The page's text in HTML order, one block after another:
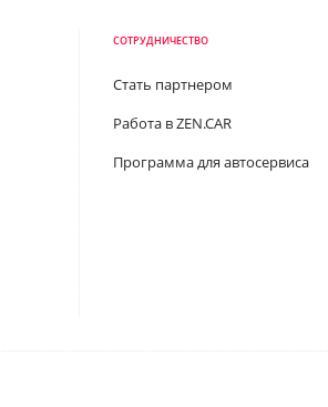
СОТРУДНИЧЕСТВО
Стать партнером
Работа в ZEN.CAR
Программа для автосервиса